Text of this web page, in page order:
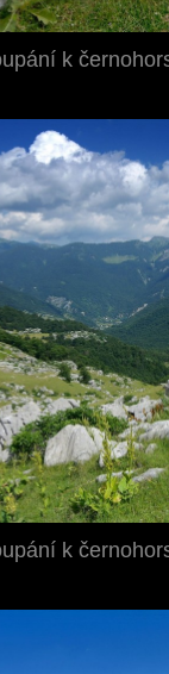
k
k